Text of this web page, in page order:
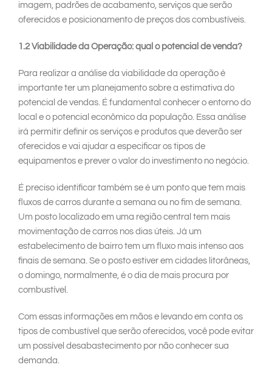
imagem, padrões de acabamento, serviços que serão
oferecidos e posicionamento de preços dos combustíveis.
1.2 Viabilidade da Operação: qual o potencial de venda?
Para realizar a análise da viabilidade da operação é
importante ter um planejamento sobre a estimativa do
potencial de vendas. É fundamental conhecer o entorno do
local e o potencial econômico da população. Essa análise
irá permitir definir os serviços e produtos que deverão ser
oferecidos e vai ajudar a especificar os tipos de
equipamentos e prever o valor do investimento no negócio.
É preciso identificar também se é um ponto que tem mais
fluxos de carros durante a semana ou no fim de semana.
Um posto localizado em uma região central tem mais
movimentação de carros nos dias úteis. Já um
estabelecimento de bairro tem um fluxo mais intenso aos
finais de semana. Se o posto estiver em cidades litorâneas,
o domingo, normalmente, é o dia de mais procura por
combustível.
Com essas informações em mãos e levando em conta os
tipos de combustível que serão oferecidos, você pode evitar
um possível desabastecimento por não conhecer sua
demanda.